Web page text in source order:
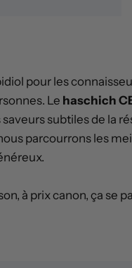
pour les
Le haschich
saveurs subtiles de la
parcourrons les
à prix canon, ça se